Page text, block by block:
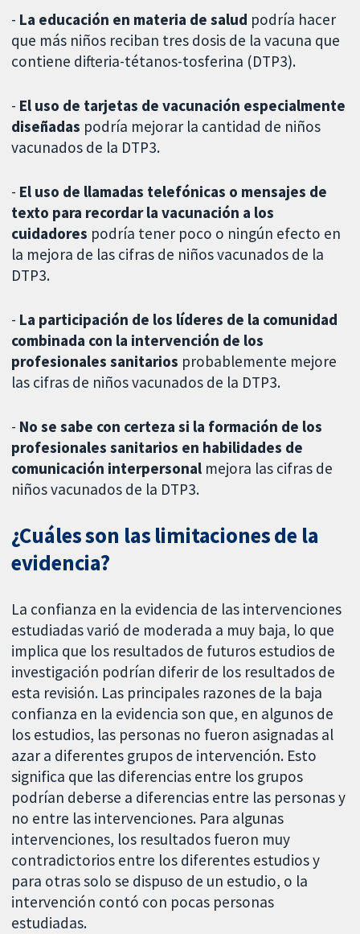
- La educación en materia de salud podría hacer
que más niños reciban tres dosis de la vacuna que
contiene difteria-tétanos-tosferina (DTP3).
- El uso de tarjetas de vacunación especialmente
diseñadas podría mejorar la cantidad de niños
vacunados de la DTP3.
- El uso de llamadas telefónicas o mensajes de
texto para recordar la vacunación a los
cuidadores podría tener poco o ningún efecto en
la mejora de las cifras de niños vacunados de la
DTP3.
- La participación de los líderes de la comunidad
combinada con la intervención de los
profesionales sanitarios probablemente mejore
las cifras de niños vacunados de la DTP3.
- No se sabe con certeza si la formación de los
profesionales sanitarios en habilidades de
comunicación interpersonal mejora las cifras de
niños vacunados de la DTP3.
¿Cuáles son las limitaciones de la
evidencia?
La confianza en la evidencia de las intervenciones
estudiadas varió de moderada a muy baja, lo que
implica que los resultados de futuros estudios de
investigación podrían diferir de los resultados de
esta revisión. Las principales razones de la baja
confianza en la evidencia son que, en algunos de
los estudios, las personas no fueron asignadas al
azar a diferentes grupos de intervención. Esto
significa que las diferencias entre los grupos
podrían deberse a diferencias entre las personas y
no entre las intervenciones. Para algunas
intervenciones, los resultados fueron muy
contradictorios entre los diferentes estudios y
para otras solo se dispuso de un estudio, o la
intervención contó con pocas personas
estudiadas.